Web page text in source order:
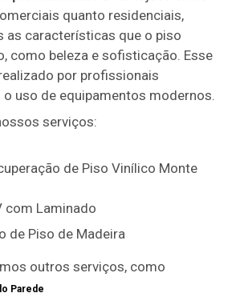
quanto residenciais,
as características que o piso
como beleza e sofisticação. Esse
por profissionais
uso de equipamentos modernos.
serviços:
com Laminado
de Piso de Madeira
outros serviços, como
Parede